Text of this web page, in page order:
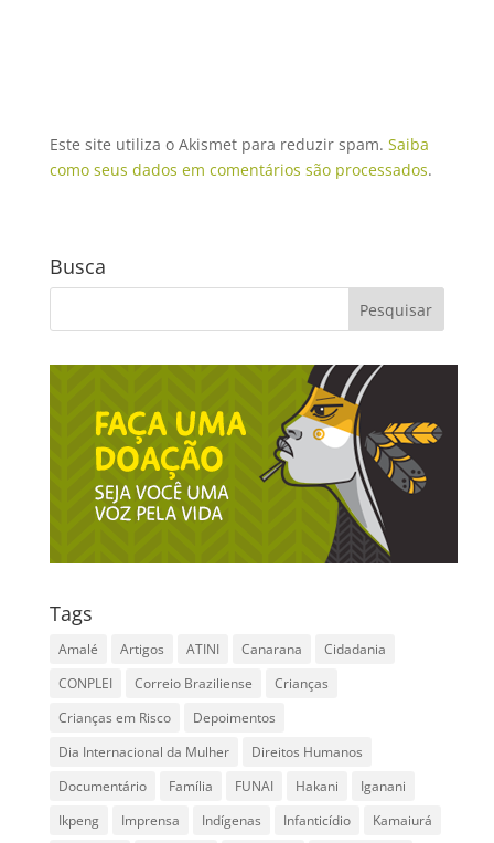
Este site utiliza o Akismet para reduzir spam. Saiba
como seus dados em comentários são processados.
Busca
Tags
Amalé Artigos ATINI Canarana
Cidadania
CONPLEI
Correio Braziliense
Crianças
Crianças em Risco
Depoimentos
Dia Internacional da Mulher
Direitos Humanos
Documentário
Família FUNAI Hakani
Iganani
Ikpeng
Imprensa Indígenas Infanticídio
Kamaiurá